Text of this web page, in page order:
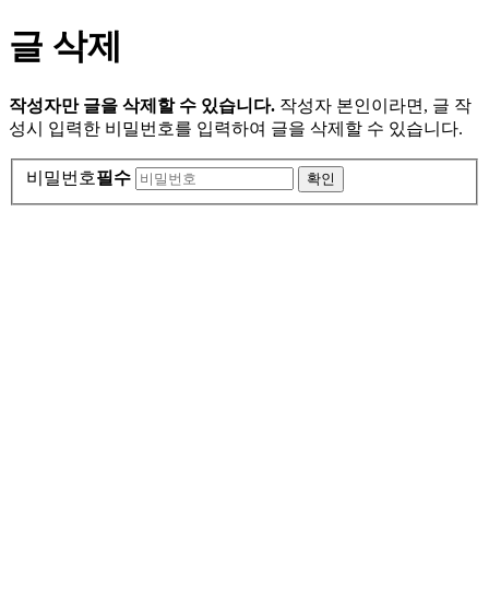
글 삭제
작성자만 글을 삭제할 수 있습니다. 작성자 본인이라면, 글 작
성시 입력한 비밀번호를 입력하여 글을 삭제할 수 있습니다.
비밀번호필수